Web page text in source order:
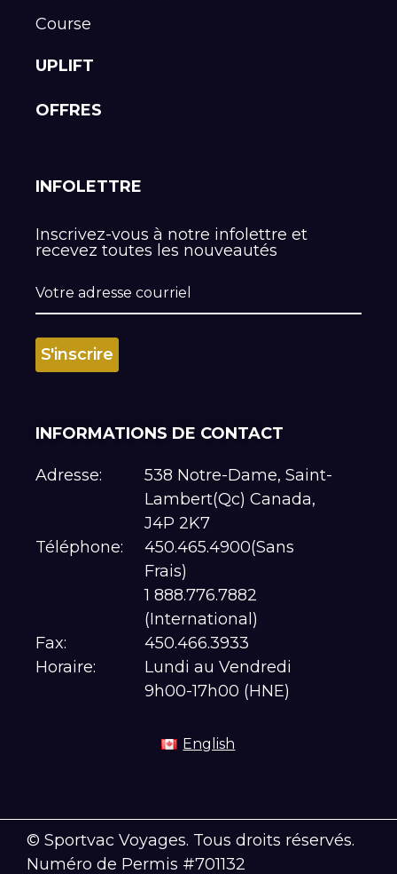
Course
UPLIFT
OFFRES
INFOLETTRE
Inscrivez-vous à notre infolettre et
recevez toutes les nouveautés
INFORMATIONS DE CONTACT
Adresse:
538 Notre-Dame, Saint-
Lambert(Qc) Canada,
J4P 2K7
Téléphone:
450.465.4900(Sans
Frais)
1 888.776.7882
(International)
Fax:
450.466.3933
Horaire:
Lundi au Vendredi
9h00-17h00 (HNE)
English
© Sportvac Voyages. Tous droits réservés.
Numéro de Permis #701132